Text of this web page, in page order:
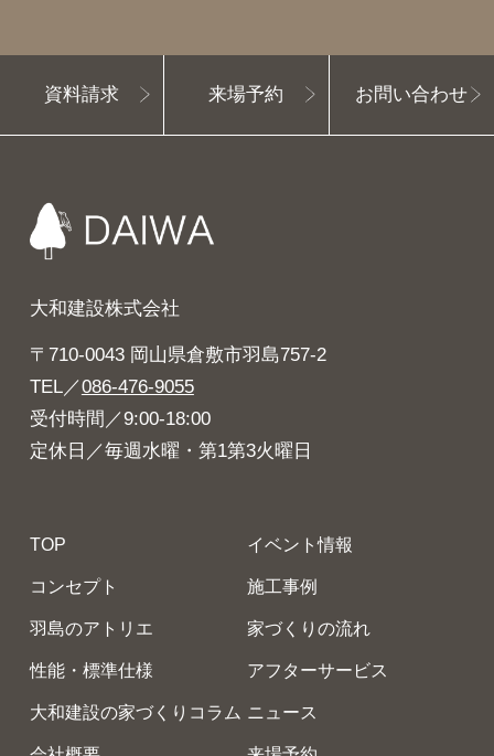
資料請求 来場予約 お問い合わせ
大和建設株式会社
〒710-0043 岡山県倉敷市羽島757-2
TEL／086-476-9055
受付時間／9:00-18:00
定休日／毎週水曜・第1第3火曜日
TOP イベント情報
コンセプト 施工事例
羽島のアトリエ 家づくりの流れ
性能・標準仕様 アフターサービス
大和建設の家づくりコラム ニュース